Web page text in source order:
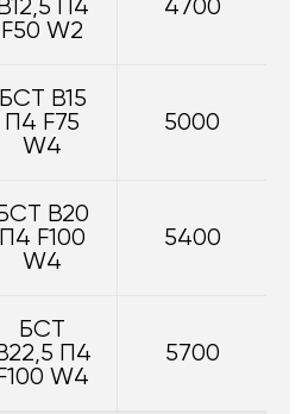
П4
F50 W2
4700
БСТ В15
П4 F75
W4
5000
В20
П4 F100
W4
5400
БСТ
П4
W4
5700